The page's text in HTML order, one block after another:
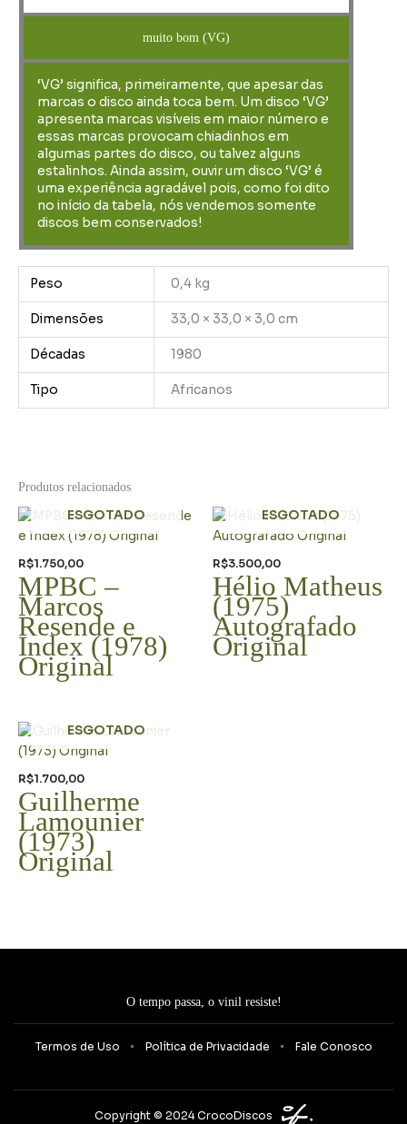
muito bom (VG)
‘VG’ significa, primeiramente, que apesar das
marcas o disco ainda toca bem. Um disco ‘VG’
apresenta marcas visíveis em maior número e
essas marcas provocam chiadinhos em
algumas partes do disco, ou talvez alguns
estalinhos. Ainda assim, ouvir um disco ‘VG’ é
uma experiência agradável pois, como foi dito
no início da tabela, nós vendemos somente
discos bem conservados!
Peso 0,4 kg
Dimensões 33,0 × 33,0 × 3,0 cm
Décadas 1980
Tipo Africanos
Produtos relacionados
ESGOTADO
R$1.750,00
MPBC –
Marcos
Resende e
Index (1978)
Original
ESGOTADO
R$3.500,00
Hélio Matheus
(1975)
Autografado
Original
ESGOTADO
R$1.700,00
Guilherme
Lamounier
(1973)
Original
O tempo passa, o vinil resiste!
Termos de Uso Política de Privacidade Fale Conosco
Copyright © 2024 CrocoDiscos